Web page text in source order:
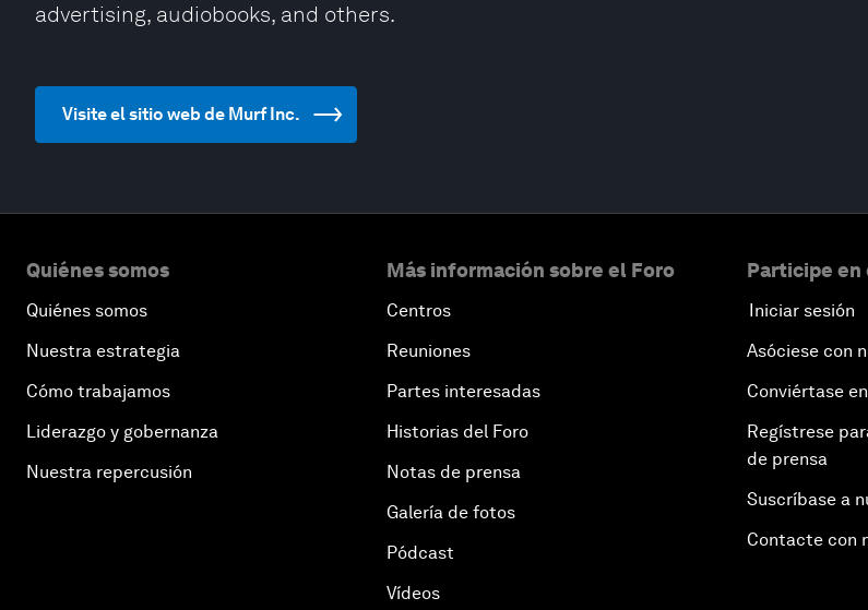
advertising, audiobooks, and others.
Visite el sitio web de Murf Inc.
Quiénes somos
Quiénes somos
Nuestra estrategia
Cómo trabajamos
Liderazgo y gobernanza
Nuestra repercusión
Más información sobre el Foro
Centros
Reuniones
Partes interesadas
Historias del Foro
Notas de prensa
Galería de fotos
Pódcast
Vídeos
Participe en
Iniciar sesión
Asóciese con
Conviértase
Regístrese
de prensa
Suscríbase a
Contacte con